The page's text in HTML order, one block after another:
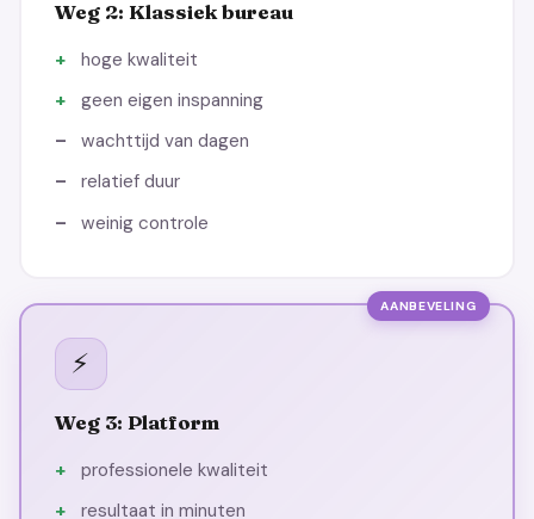
Weg 2: Klassiek bureau
hoge kwaliteit
geen eigen inspanning
wachttijd van dagen
relatief duur
weinig controle
AANBEVELING
⚡
Weg 3: Platform
professionele kwaliteit
resultaat in minuten